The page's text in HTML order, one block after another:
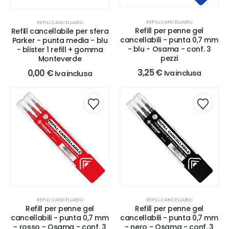
REFILL CANCELLABILI
Refill cancellabile per sfera
Parker - punta media - blu
- blister 1 refill + gomma
Monteverde
0,00 € Iva inclusa
REFILL CANCELLABILI
Refill per penne gel
cancellabili - punta 0,7 mm
- blu - Osama - conf. 3
pezzi
3,25€ Iva inclusa
REFILL CANCELLABILI
Refill per penne gel
cancellabili - punta 0,7 mm
REFILL CANCELLABILI
Refill per penne gel
cancellabili - punta 0,7 mm